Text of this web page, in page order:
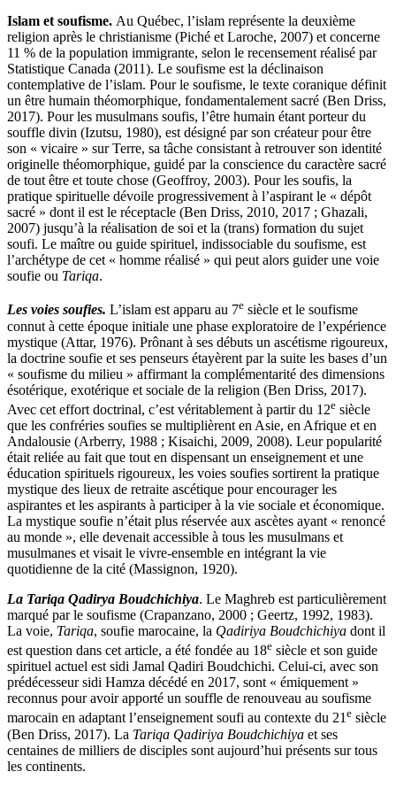
Islam et soufisme. Au Québec, l’islam représente la deuxième
religion après le christianisme (Piché et Laroche, 2007) et concerne
11 % de la population immigrante, selon le recensement réalisé par
Statistique Canada (2011). Le soufisme est la déclinaison
contemplative de l’islam. Pour le soufisme, le texte coranique définit
un être humain théomorphique, fondamentalement sacré (Ben Driss,
2017). Pour les musulmans soufis, l’être humain étant porteur du
souffle divin (Izutsu, 1980), est désigné par son créateur pour être
son « vicaire » sur Terre, sa tâche consistant à retrouver son identité
originelle théomorphique, guidé par la conscience du caractère sacré
de tout être et toute chose (Geoffroy, 2003). Pour les soufis, la
pratique spirituelle dévoile progressivement à l’aspirant le « dépôt
sacré » dont il est le réceptacle (Ben Driss, 2010, 2017 ; Ghazali,
2007) jusqu’à la réalisation de soi et la (trans) formation du sujet
soufi. Le maître ou guide spirituel, indissociable du soufisme, est
l’archétype de cet « homme réalisé » qui peut alors guider une voie
soufie ou Tariqa.
Les voies soufies. L’islam est apparu au 7e siècle et le soufisme
connut à cette époque initiale une phase exploratoire de l’expérience
mystique (Attar, 1976). Prônant à ses débuts un ascétisme rigoureux,
la doctrine soufie et ses penseurs étayèrent par la suite les bases d’un
« soufisme du milieu » affirmant la complémentarité des dimensions
ésotérique, exotérique et sociale de la religion (Ben Driss, 2017).
Avec cet effort doctrinal, c’est véritablement à partir du 12e siècle
que les confréries soufies se multiplièrent en Asie, en Afrique et en
Andalousie (Arberry, 1988 ; Kisaichi, 2009, 2008). Leur popularité
était reliée au fait que tout en dispensant un enseignement et une
éducation spirituels rigoureux, les voies soufies sortirent la pratique
mystique des lieux de retraite ascétique pour encourager les
aspirantes et les aspirants à participer à la vie sociale et économique.
La mystique soufie n’était plus réservée aux ascètes ayant « renoncé
au monde », elle devenait accessible à tous les musulmans et
musulmanes et visait le vivre-ensemble en intégrant la vie
quotidienne de la cité (Massignon, 1920).
La Tariqa Qadirya Boudchichiya. Le Maghreb est particulièrement
marqué par le soufisme (Crapanzano, 2000 ; Geertz, 1992, 1983).
La voie, Tariqa, soufie marocaine, la Qadiriya Boudchichiya dont il
est question dans cet article, a été fondée au 18e siècle et son guide
spirituel actuel est sidi Jamal Qadiri Boudchichi. Celui-ci, avec son
prédécesseur sidi Hamza décédé en 2017, sont « émiquement »
reconnus pour avoir apporté un souffle de renouveau au soufisme
marocain en adaptant l’enseignement soufi au contexte du 21e siècle
(Ben Driss, 2017). La Tariqa Qadiriya Boudchichiya et ses
centaines de milliers de disciples sont aujourd’hui présents sur tous
les continents.